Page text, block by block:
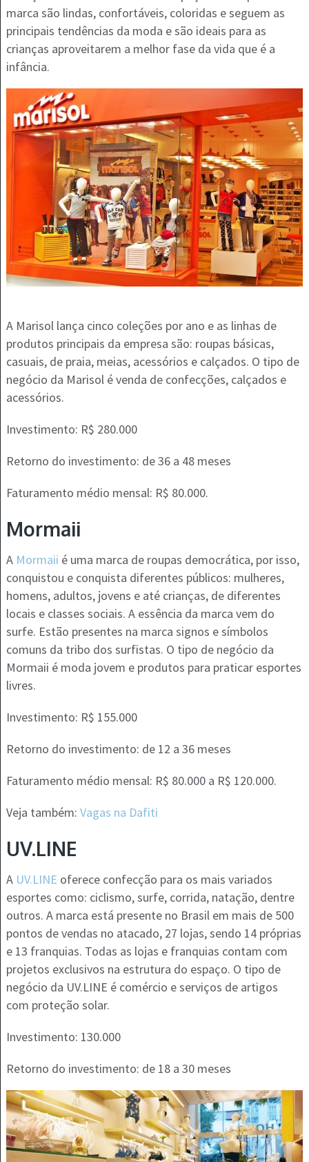
marca são lindas, confortáveis, coloridas e seguem as
principais tendências da moda e são ideais para as
crianças aproveitarem a melhor fase da vida que é a
infância.
A Marisol lança cinco coleções por ano e as linhas de
produtos principais da empresa são: roupas básicas,
casuais, de praia, meias, acessórios e calçados. O tipo de
negócio da Marisol é venda de confecções, calçados e
acessórios.
Investimento: R$ 280.000
Retorno do investimento: de 36 a 48 meses
Faturamento médio mensal: R$ 80.000.
Mormaii
A Mormaii é uma marca de roupas democrática, por isso,
conquistou e conquista diferentes públicos: mulheres,
homens, adultos, jovens e até crianças, de diferentes
locais e classes sociais. A essência da marca vem do
surfe. Estão presentes na marca signos e símbolos
comuns da tribo dos surfistas. O tipo de negócio da
Mormaii é moda jovem e produtos para praticar esportes
livres.
Investimento: R$ 155.000
Retorno do investimento: de 12 a 36 meses
Faturamento médio mensal: R$ 80.000 a R$ 120.000.
Veja também: Vagas na Dafiti
UV.LINE
A UV.LINE oferece confecção para os mais variados
esportes como: ciclismo, surfe, corrida, natação, dentre
outros. A marca está presente no Brasil em mais de 500
pontos de vendas no atacado, 27 lojas, sendo 14 próprias
e 13 franquias. Todas as lojas e franquias contam com
projetos exclusivos na estrutura do espaço. O tipo de
negócio da UV.LINE é comércio e serviços de artigos
com proteção solar.
Investimento: 130.000
Retorno do investimento: de 18 a 30 meses